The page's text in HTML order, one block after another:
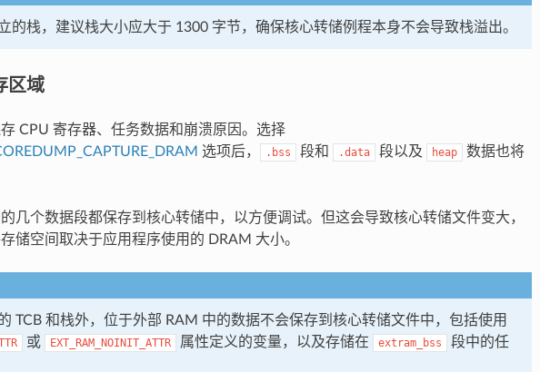
的栈，建议栈大小应大于 1300 字节，确保核心转储例程本身不会导致栈溢出。
区域
CPU 寄存器、任务数据和崩溃原因。选择
选项后， .bss 段和 .data 段以及 heap
数据也将
几个数据段都保存到核心转储中，以方便调试。但这会导致核心转储文件变大，
储空间取决于应用程序使用的 DRAM 大小。
TCB 和栈外，位于外部 RAM 中的数据不会保存到核心转储文件中，包括使用
或 EXT_RAM_NOINIT_ATTR 属性定义的变量，以及存储在 extram_bss
段中的任